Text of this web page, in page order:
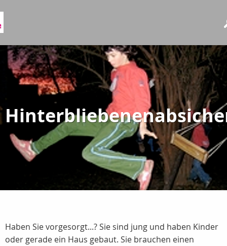
Haben Sie vorgesorgt...? Sie sind jung und haben Kinder
oder gerade ein Haus gebaut. Sie brauchen einen